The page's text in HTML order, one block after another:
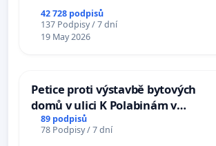
na přijetí usnesení k podání ústavní
žaloby na prezidenta republiky
42 728 podpisů
137 Podpisy / 7 dní
19 May 2026
Petice proti výstavbě bytových
domů v ulici K Polabinám v
Pardubicích
89 podpisů
78 Podpisy / 7 dní